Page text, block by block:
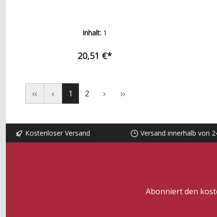
Inhalt: 1
20,51 €*
1 2
Kostenloser Versand Versand innerhalb von
Abonniert den